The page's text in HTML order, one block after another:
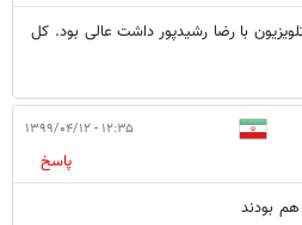
با رضا رشیدپور داشت عالی بود. کل
۱۲:۳۵ - ۱۳۹۹/۰۴/۱۲
پاسخ
بودند